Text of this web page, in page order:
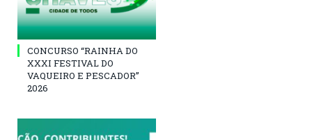
CONCURSO “RAINHA DO
XXXI FESTIVAL DO
VAQUEIRO E PESCADOR”
2026